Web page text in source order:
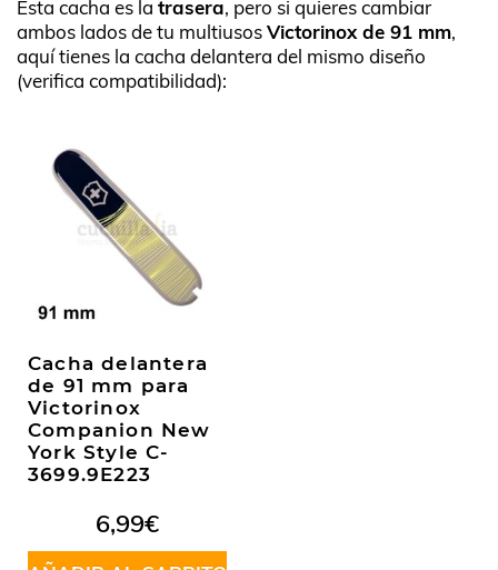
Esta cacha es la trasera, pero si quieres cambiar
ambos lados de tu multiusosVictorinox de 91 mm,
aquí tienes la cacha delantera del mismo diseño
(verifica compatibilidad):
Cacha delantera
de 91 mm para
Victorinox
Companion New
York Style C-
3699.9E223
6,99€